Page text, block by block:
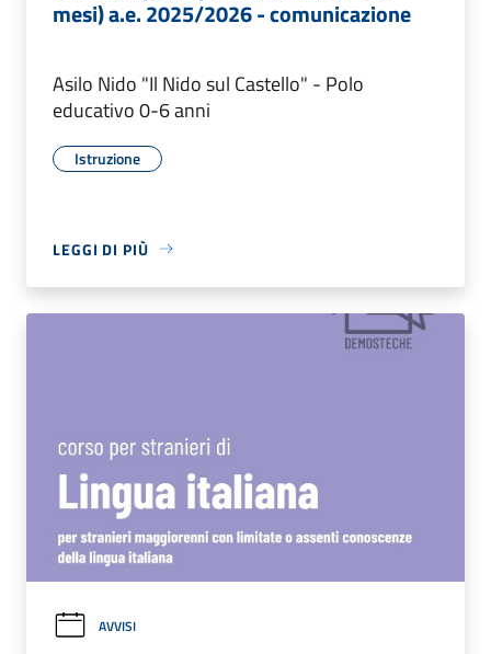
mesi) a.e. 2025/2026 - comunicazione
Asilo Nido "Il Nido sul Castello" - Polo
educativo 0-6 anni
Istruzione
LEGGI DI PIÙ
AVVISI